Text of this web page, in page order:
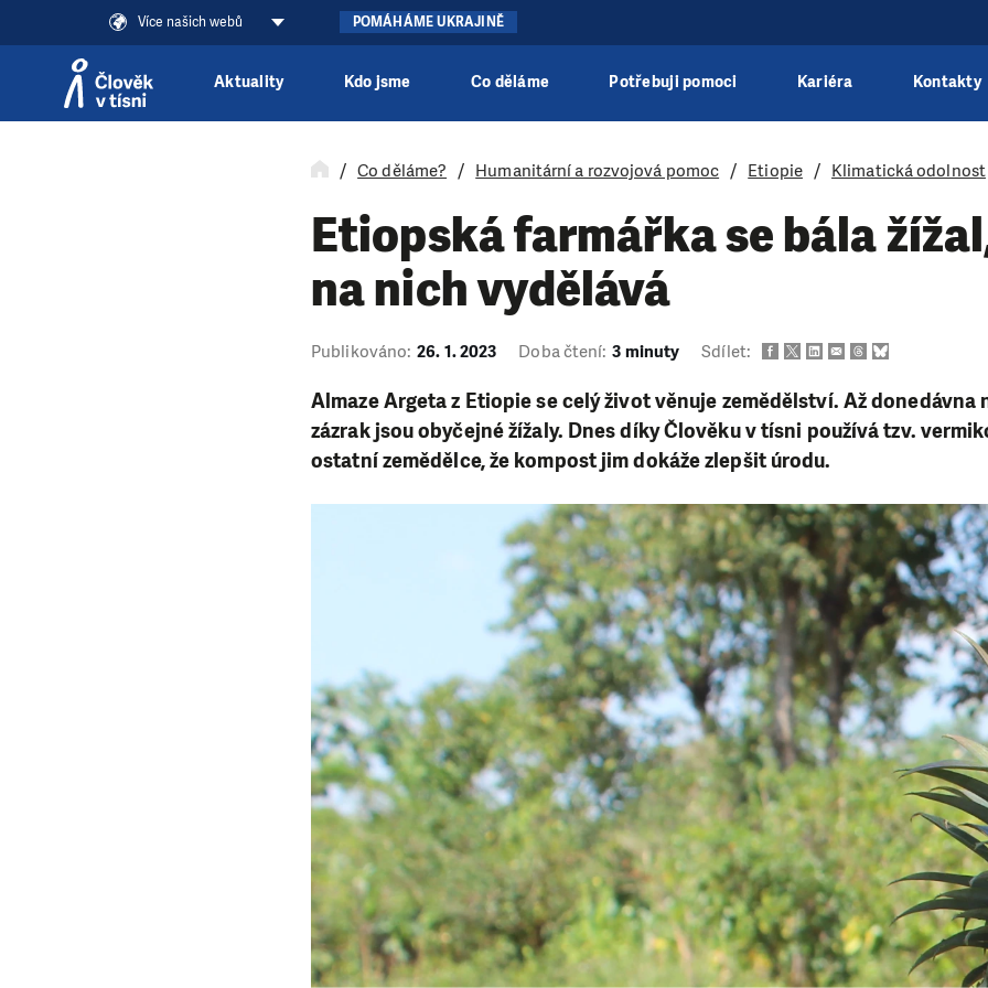
Více našich webů POMÁHÁME UKRAJINĚ
Aktuality Kdo jsme Co děláme Potřebuji pomoci Kariéra Kontakty
Co děláme? Humanitární a rozvojová pomoc Etiopie Klimatická odolnost
Etiopská farmářka se bála
na nich vydělává
Publikováno: 26. 1. 2023 Doba čtení: 3 minuty Sdílet:
Almaze Argeta z Etiopie se celý život věnuje zemědělství. Až donedávna
zázrak jsou obyčejné žížaly. Dnes díky Člověku v tísni používá tzv.
ostatní zemědělce, že kompost jim dokáže zlepšit úrodu.